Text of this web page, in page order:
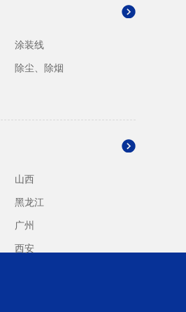
涂装线
除尘、除烟
山西
黑龙江
广州
西安